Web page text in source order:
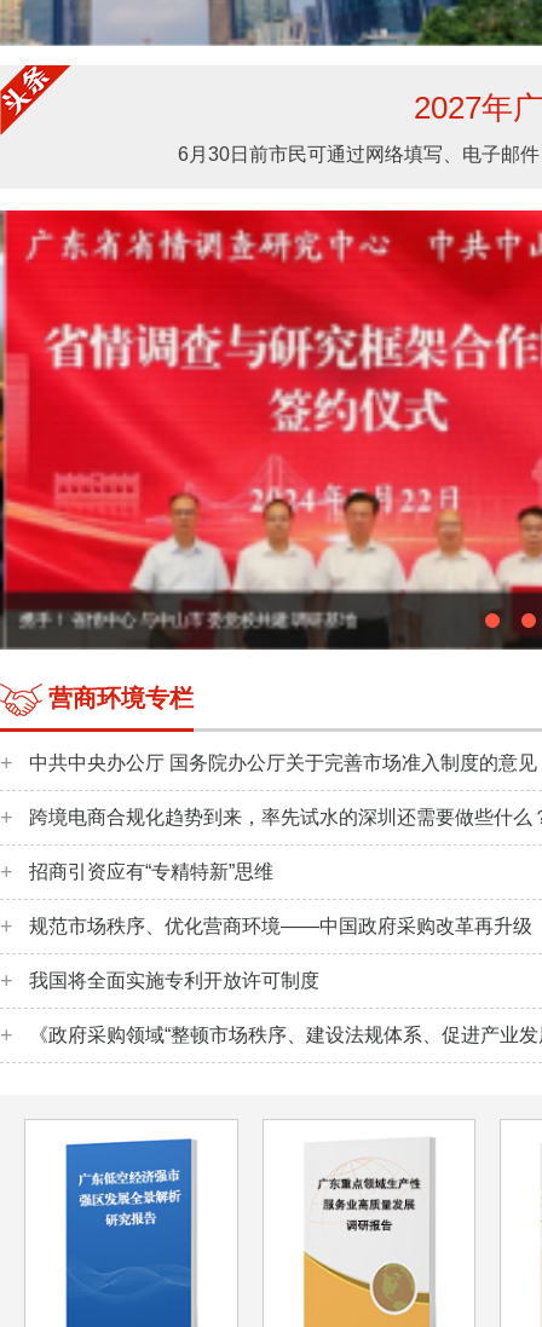
2027年
6月30日前市民可通过网络填写、电子邮
携手！省情中心与中山市委党校共建调研基地
营商环境专栏
中共中央办公厅 国务院办公厅关于完善市场准入制度的意见
跨境电商合规化趋势到来，率先试水的深圳还需要做些什么
招商引资应有“专精特新”思维
规范市场秩序、优化营商环境——中国政府采购改革再升级
我国将全面实施专利开放许可制度
《政府采购领域“整顿市场秩序、建设法规体系、促进产业
罗东凯 王
冯胜平 陈